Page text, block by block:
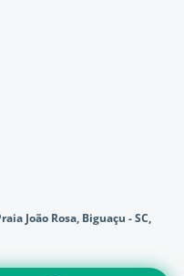
João Rosa, Biguaçu - SC,